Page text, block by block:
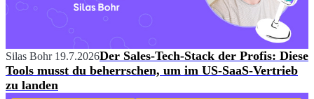
Silas Bohr 19.7.2026Der Sales-Tech-Stack der Profis: Diese
Tools musst du beherrschen, um im US-SaaS-Vertrieb
zu landen